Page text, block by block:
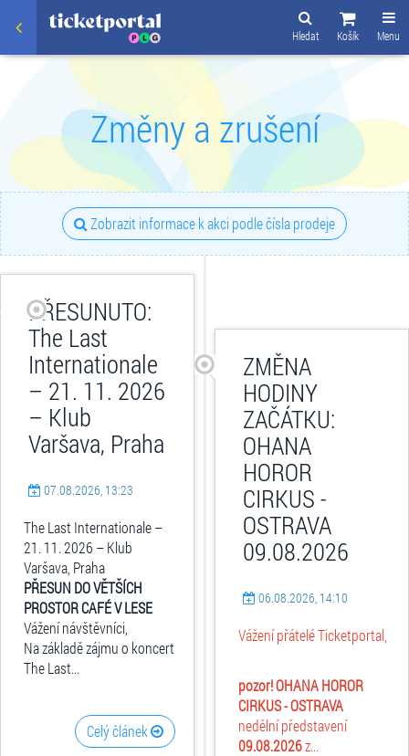
Menu
Košík
Hledat
Změny a zrušení
Zobrazit informace k akci podle čísla prodeje
PŘESUNUTO:
The Last
Internationale
– 21. 11. 2026
– Klub
Varšava, Praha
07.08.2026, 13:23
The Last Internationale –
21. 11. 2026 – Klub
Varšava, Praha
PŘESUN DO VĚTŠÍCH
PROSTOR CAFÉ V LESE
Vážení návštěvníci,
Na základě zájmu o koncert
The Last...
Celý článek
ZMĚNA
HODINY
ZAČÁTKU:
OHANA
HOROR
CIRKUS -
OSTRAVA
09.08.2026
06.08.2026, 14:10
Vážení přátelé Ticketportal,
pozor! OHANA HOROR
CIRKUS - OSTRAVA
nedělní představení
09.08.2026z...